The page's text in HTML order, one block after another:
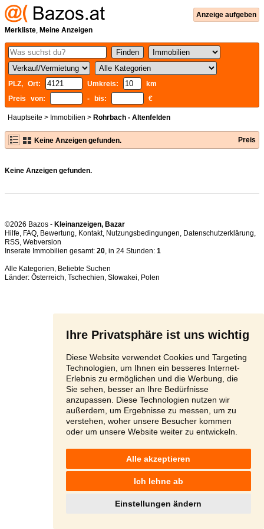
Ihre Privatsphäre ist uns wichtig
Diese Website verwendet Cookies und Targeting
Technologien, um Ihnen ein besseres Internet-
Erlebnis zu ermöglichen und die Werbung, die
Sie sehen, besser an Ihre Bedürfnisse
anzupassen. Diese Technologien nutzen wir
außerdem, um Ergebnisse zu messen, um zu
verstehen, woher unsere Besucher kommen
oder um unsere Website weiter zu entwickeln.
Alle akzeptieren
Ich lehne ab
Einstellungen ändern
Anzeige aufgeben
Merkliste, Meine Anzeigen
PLZ, Ort: Umkreis:
km
Preis von:
- bis: €
Hauptseite > Immobilien > Rohrbach - Altenfelden
Keine Anzeigen gefunden. Preis
Keine Anzeigen gefunden.
©2026 Bazos - Kleinanzeigen, Bazar
Hilfe, FAQ, Bewertung, Kontakt, Nutzungsbedingungen, Datenschutzerklärung,
RSS,
Inserate Immobilien gesamt: 20, in 24 Stunden: 1
Alle Kategorien, Beliebte Suchen
Länder: Österreich, Tschechien, Slowakei, Polen